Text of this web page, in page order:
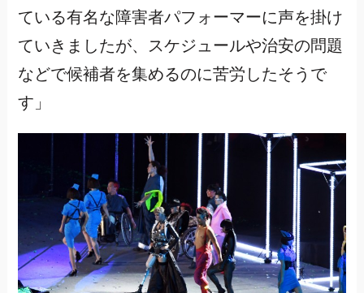
ている有名な障害者パフォーマーに声を掛け
ていきましたが、スケジュールや治安の問題
などで候補者を集めるのに苦労したそうで
す」